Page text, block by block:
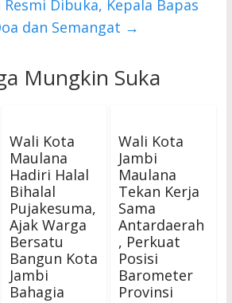
Dibuka, Kepala Bapas
dan Semangat →
Mungkin Suka
Wali Kota
Maulana
Hadiri Halal
Bihalal
Pujakesuma,
Ajak Warga
Bersatu
Bangun Kota
Jambi
Bahagia
Wali Kota
Jambi
Maulana
Tekan Kerja
Sama
Antardaerah
, Perkuat
Posisi
Barometer
Provinsi